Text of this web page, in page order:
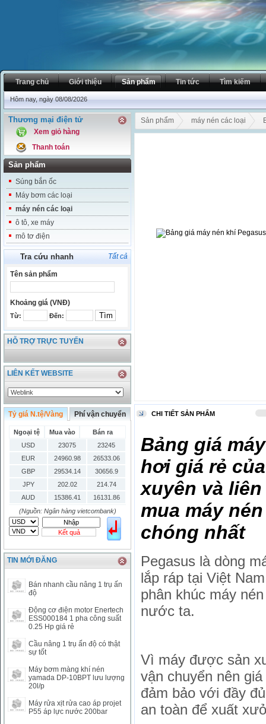
Trang chủ Giới thiệu Sản phẩm Tin tức Tìm kiếm
Hôm nay, ngày 08/08/2026
Thương mại điện tử
Xem giỏ hàng
Thanh toán
Sản phẩm
Súng bắn ốc
Máy bơm các loại
máy nén các loại
ô tô, xe máy
mô tơ điện
Tra cứu nhanh Tất cả
Tên sản phẩm
Khoảng giá (VNĐ)
Từ: Đến:
HỖ TRỢ TRỰC TUYẾN
LIÊN KẾT WEBSITE
Tỷ giá N.tệ/Vàng Phí vận chuyển
Ngoại tệ Mua vào
Bán ra
USD
23075
23245
EUR
24960.98
26533.06
GBP
29534.14
30656.9
JPY
202.02
214.74
AUD
15386.41
16131.86
HKD
2906.04
3028.6
SGD
16755.29
17427.08
THB
666.2
786.99
CAD
17223.74
18058.21
CHF
23161.62
24283.77
INR
0
340.14
KWD
0
79758.97
MYR
0
NOK
0
2658.47
RMB
RUB
0
418.79
SAR
0
6457
(Nguồn: Ngân hàng vietcombank)
Kết quả
TIN MỚI ĐĂNG
Bán nhanh cầu nâng 1 trụ ấn
độ
Động cơ điện motor Enertech
ESS000184 1 pha công suất
0.25 Hp giá rẻ
Cầu nâng 1 trụ ấn độ có thật
sự tốt
Máy bơm màng khí nén
yamada DP-10BPT lưu lượng
20l/p
Máy rửa xịt rửa cao áp projet
P55 áp lực nước 200bar
Sản phẩm máy nén các loại
CHI TIẾT SẢN PHẨM
Bảng giá
hơi giá rẻ
xuyên và
mua máy
chóng nhất
Pegasus là dòng
lắp ráp tại Việt
phân khúc máy
nước ta.
Vì máy được sản
vận chuyển nên
đảm bảo với đầy
an toàn để xuất